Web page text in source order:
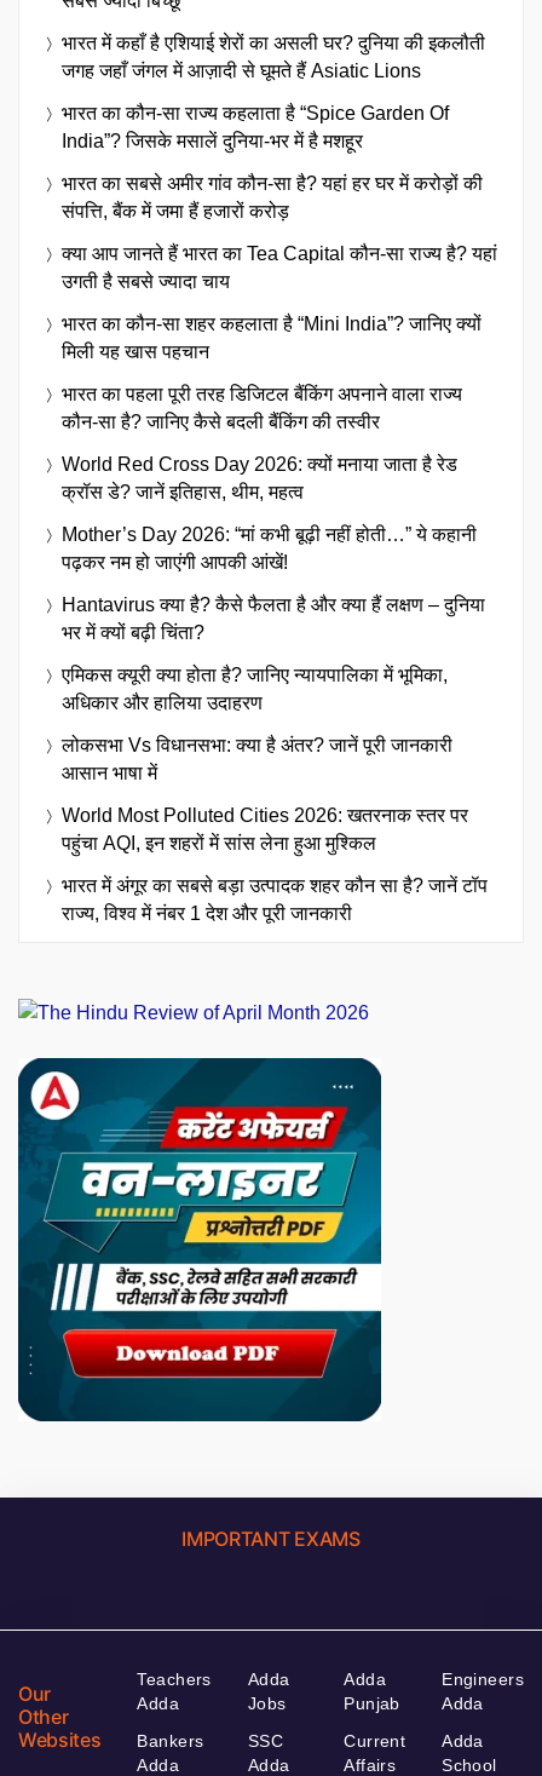
भारत में कहाँ है एशियाई शेरों का असली घर? दुनिया की इकलौती
जगह जहाँ जंगल में आज़ादी से घूमते हैं Asiatic Lions
भारत का कौन-सा राज्य कहलाता है “Spice Garden Of
India”? जिसके मसालें दुनिया-भर में है मशहूर
भारत का सबसे अमीर गांव कौन-सा है? यहां हर घर में करोड़ों की
संपत्ति, बैंक में जमा हैं हजारों करोड़
क्या आप जानते हैं भारत का Tea Capital कौन-सा राज्य है? यहां
उगती है सबसे ज्यादा चाय
भारत का कौन-सा शहर कहलाता है “Mini India”? जानिए क्यों
मिली यह खास पहचान
भारत का पहला पूरी तरह डिजिटल बैंकिंग अपनाने वाला राज्य
कौन-सा है? जानिए कैसे बदली बैंकिंग की तस्वीर
World Red Cross Day 2026: क्यों मनाया जाता है रेड
क्रॉस डे? जानें इतिहास, थीम, महत्व
Mother’s Day 2026: “मां कभी बूढ़ी नहीं होती…” ये कहानी
पढ़कर नम हो जाएंगी आपकी आंखें!
Hantavirus क्या है? कैसे फैलता है और क्या हैं लक्षण – दुनिया
भर में क्यों बढ़ी चिंता?
एमिकस क्यूरी क्या होता है? जानिए न्यायपालिका में भूमिका,
अधिकार और हालिया उदाहरण
लोकसभा Vs विधानसभा: क्या है अंतर? जानें पूरी जानकारी
आसान भाषा में
World Most Polluted Cities 2026: खतरनाक स्तर पर
पहुंचा AQI, इन शहरों में सांस लेना हुआ मुश्किल
भारत में अंगूर का सबसे बड़ा उत्पादक शहर कौन सा है? जानें टॉप
राज्य, विश्व में नंबर 1 देश और पूरी जानकारी
IMPORTANT EXAMS
Our
Other
Websites
Teachers
Adda
Bankers
Adda
Adda
Jobs
SSC
Adda
Adda
Punjab
Current
Affairs
Engineers
Adda
Adda
School